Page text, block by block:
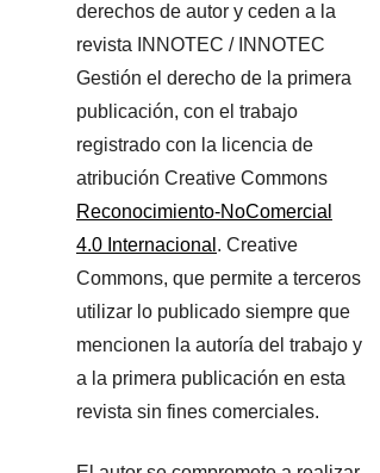
derechos de autor y ceden a la
revista INNOTEC / INNOTEC
Gestión el derecho de la primera
publicación, con el trabajo
registrado con la licencia de
atribución Creative Commons
Reconocimiento-NoComercial
4.0 Internacional . Creative
Commons, que permite a terceros
utilizar lo publicado siempre que
mencionen la autoría del trabajo y
a la primera publicación en esta
revista sin fines comerciales.